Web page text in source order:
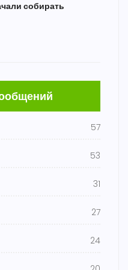
собирать
57
53
31
27
24